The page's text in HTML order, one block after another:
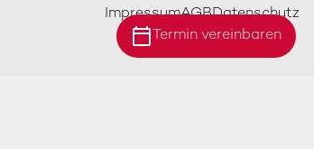
calendar_today Termin vereinbaren
ImpressumAGBDatenschutz